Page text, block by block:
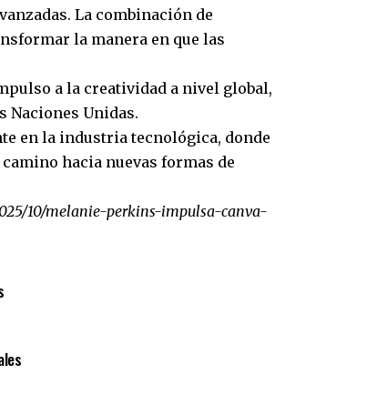
La combinación de
la manera en que las
a la creatividad a nivel global,
Naciones Unidas.
en la industria tecnológica, donde
hacia nuevas formas de
10/melanie-perkins-impulsa-canva-